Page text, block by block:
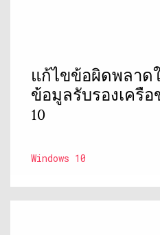
แก้ไขข้อผิดพลาด
ข้อมูลรับรองเครือ
10
Windows 10